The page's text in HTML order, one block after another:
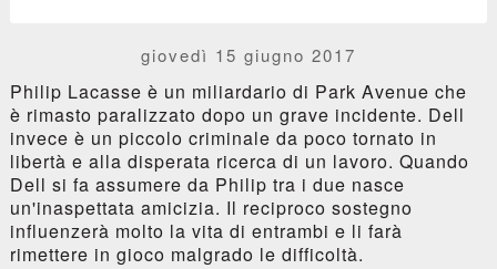
giovedì 15 giugno 2017
Philip Lacasse è un miliardario di Park Avenue che
è rimasto paralizzato dopo un grave incidente. Dell
invece è un piccolo criminale da poco tornato in
libertà e alla disperata ricerca di un lavoro. Quando
Dell si fa assumere da Philip tra i due nasce
un'inaspettata amicizia. Il reciproco sostegno
influenzerà molto la vita di entrambi e li farà
rimettere in gioco malgrado le difficoltà.